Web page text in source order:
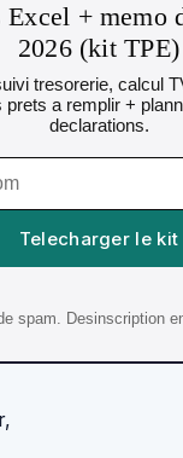
Excel + memo
2026 (kit TPE)
tresorerie, calcul
prets a remplir +
declarations.
Telecharger le kit
spam. Desinscription